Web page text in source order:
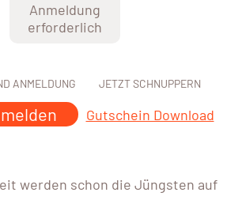
Anmeldung
erforderlich
ANMELDUNG JETZT SCHNUPPERN
Gutschein Download
werden schon die Jüngsten auf